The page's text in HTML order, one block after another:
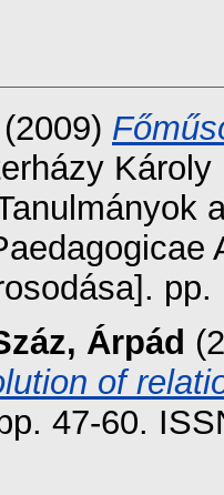
Károly
pp.
Árpád
of
47-60.